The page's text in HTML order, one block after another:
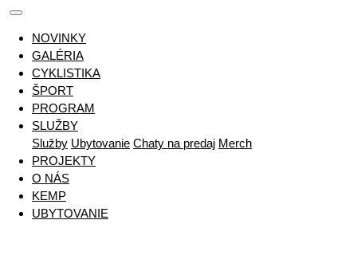
NOVINKY
GALÉRIA
CYKLISTIKA
ŠPORT
PROGRAM
SLUŽBY
Služby Ubytovanie Chaty na predaj Merch
PROJEKTY
O NÁS
KEMP
UBYTOVANIE